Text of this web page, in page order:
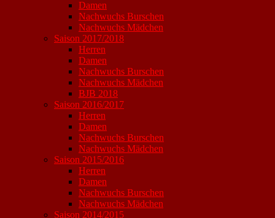
Damen
Nachwuchs Burschen
Nachwuchs Mädchen
Saison 2017/2018
Herren
Damen
Nachwuchs Burschen
Nachwuchs Mädchen
BJB 2018
Saison 2016/2017
Herren
Damen
Nachwuchs Burschen
Nachwuchs Mädchen
Saison 2015/2016
Herren
Damen
Nachwuchs Burschen
Nachwuchs Mädchen
Saison 2014/2015